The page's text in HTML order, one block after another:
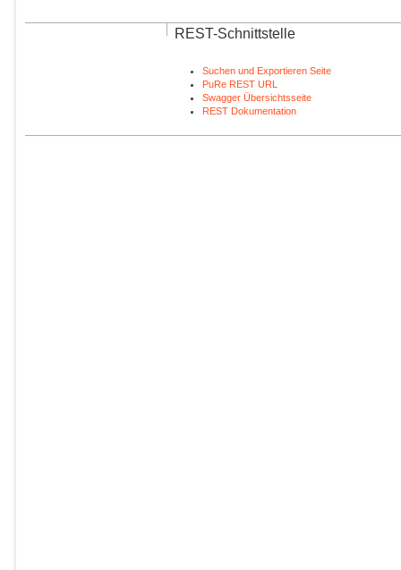
REST-Schnittstelle
Suchen und Exportieren Seite
PuRe REST URL
Swagger Übersichtsseite
REST Dokumentation